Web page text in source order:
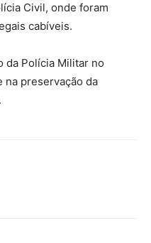
Civil, onde foram
cabíveis.
da Polícia Militar no
na preservação da